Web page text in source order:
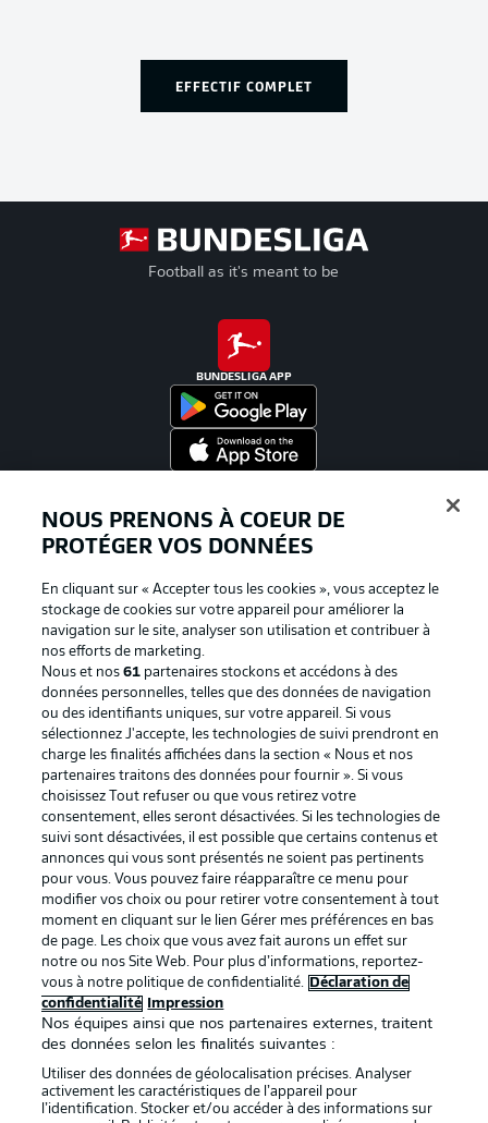
EFFECTIF COMPLET
Football as it's meant to be
BUNDESLIGA APP
La publicité Conditions d’utilisation des
Mentions Légales Gérer mes préférences
Déclaration de
confidentialité
Diffuseurs
Travaux Contact
Impression Joueurs
NOUS PRENONS À COEUR DE
PROTÉGER VOS DONNÉES
En cliquant sur « Accepter tous les cookies », vous acceptez le
stockage de cookies sur votre appareil pour améliorer la
navigation sur le site, analyser son utilisation et contribuer à
nos efforts de marketing.
Nous et nos61 partenaires stockons et accédons à des
données personnelles, telles que des données de navigation
ou des identifiants uniques, sur votre appareil. Si vous
sélectionnez J'accepte, les technologies de suivi prendront en
charge les finalités affichées dans la section « Nous et nos
partenaires traitons des données pour fournir ». Si vous
choisissez Tout refuser ou que vous retirez votre
consentement, elles seront désactivées. Si les technologies de
suivi sont désactivées, il est possible que certains contenus et
annonces qui vous sont présentés ne soient pas pertinents
pour vous. Vous pouvez faire réapparaître ce menu pour
modifier vos choix ou pour retirer votre consentement à tout
moment en cliquant sur le lien Gérer mes préférences en bas
de page. Les choix que vous avez fait aurons un effet sur
notre ou nos Site Web. Pour plus d’informations, reportez-
vous à notre politique de confidentialité.
Déclaration de
confidentialité
Impression
Nos équipes ainsi que nos partenaires externes, traitent
des données selon les finalités suivantes :
Utiliser des données de géolocalisation précises. Analyser
activement les caractéristiques de l’appareil pour
l’identification. Stocker et/ou accéder à des informations sur